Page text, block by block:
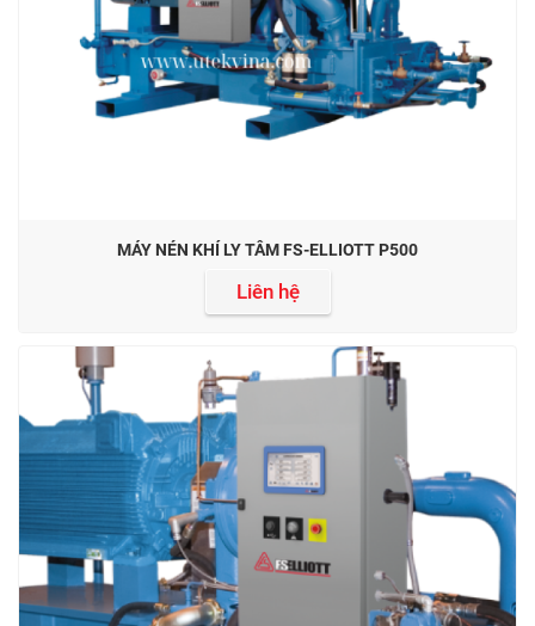
MÁY NÉN KHÍ LY TÂM FS-ELLIOTT P500
Liên hệ